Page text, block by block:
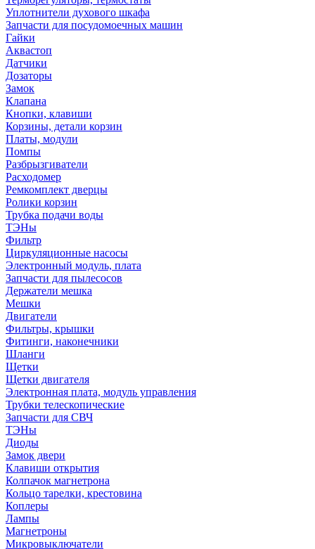
Уплотнители духового шкафа
Запчасти для посудомоечных машин
Гайки
Аквастоп
Датчики
Дозаторы
Замок
Клапана
Кнопки, клавиши
Корзины, детали корзин
Платы, модули
Помпы
Разбрызгиватели
Расходомер
Ремкомплект дверцы
Ролики корзин
Трубка подачи воды
ТЭНы
Фильтр
Циркуляционные насосы
Электронный модуль, плата
Запчасти для пылесосов
Держатели мешка
Мешки
Двигатели
Фильтры, крышки
Фитинги, наконечники
Шланги
Щетки
Щетки двигателя
Электронная плата, модуль управления
Трубки телескопические
Запчасти для СВЧ
ТЭНы
Диоды
Замок двери
Клавиши открытия
Колпачок магнетрона
Кольцо тарелки, крестовина
Коплеры
Лампы
Магнетроны
Микровыключатели